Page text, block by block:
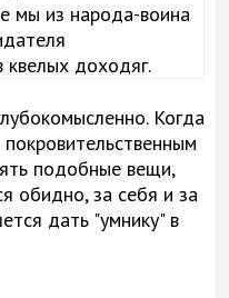
мы из народа-воина
квелых доходяг.
Когда
подобные вещи,
обидно, за себя и за
дать "умнику" в